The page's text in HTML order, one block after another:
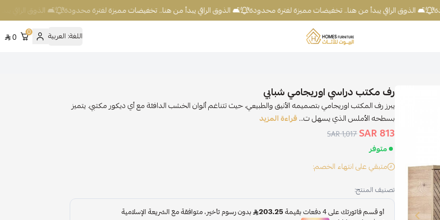
🛋️ الذوق الراقي يبدأ من هنا.. تخفيضات مميزة لفترة محدودة! 🛋️ الذوق الراقي يبدأ من هنا.. تخفيضات مميزة لفترة محدودة! 🛋️ الذوق الراقي
شركة البيوت للأثاث اللغة: العربية 0
0
رف مكتب دراسي اوريجامي شبابي
يبرز رف المكتب اوريجامي بتصميمه الأنيق والطبيعي، حيث تتناغم ألوان الخشب الدافئة مع أي ديكور مكتبي. يتميز
بسطحه الأملس الذي يسهل ت...قراءة المزيد
813 SAR
1,017 SAR
متوفر
متبقي على انتهاء الخصم:
تصنيف المنتج: